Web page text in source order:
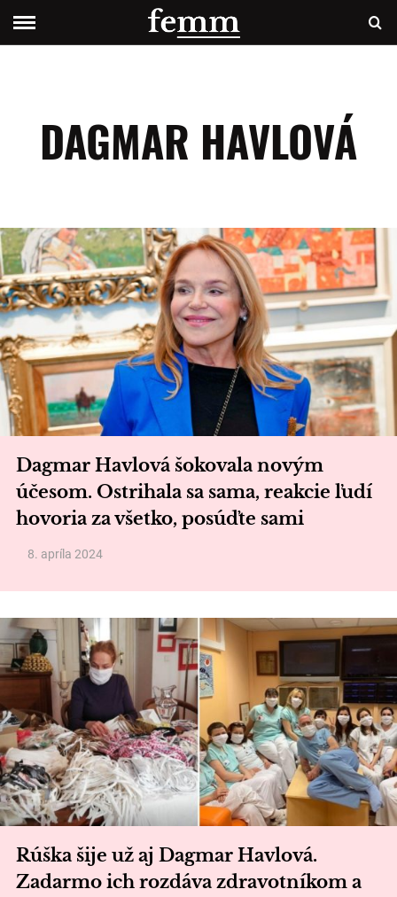
DAGMAR HAVLOVÁ
Dagmar Havlová šokovala novým
účesom. Ostrihala sa sama, reakcie ľudí
hovoria za všetko, posúďte sami
8. apríla 2024
Rúška šije už aj Dagmar Havlová.
Zadarmo ich rozdáva zdravotníkom a